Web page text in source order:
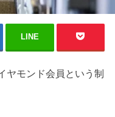
LINE
ヤモンド会員という制